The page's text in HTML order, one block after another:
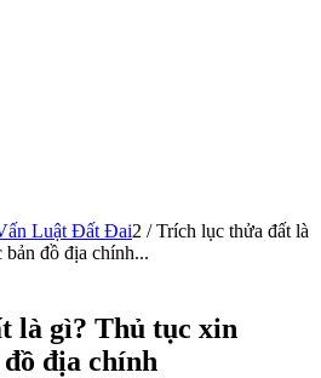
Luật Đất Đai2 / Trích lục thửa đất là
đồ địa chính...
là gì? Thủ tục xin
địa chính